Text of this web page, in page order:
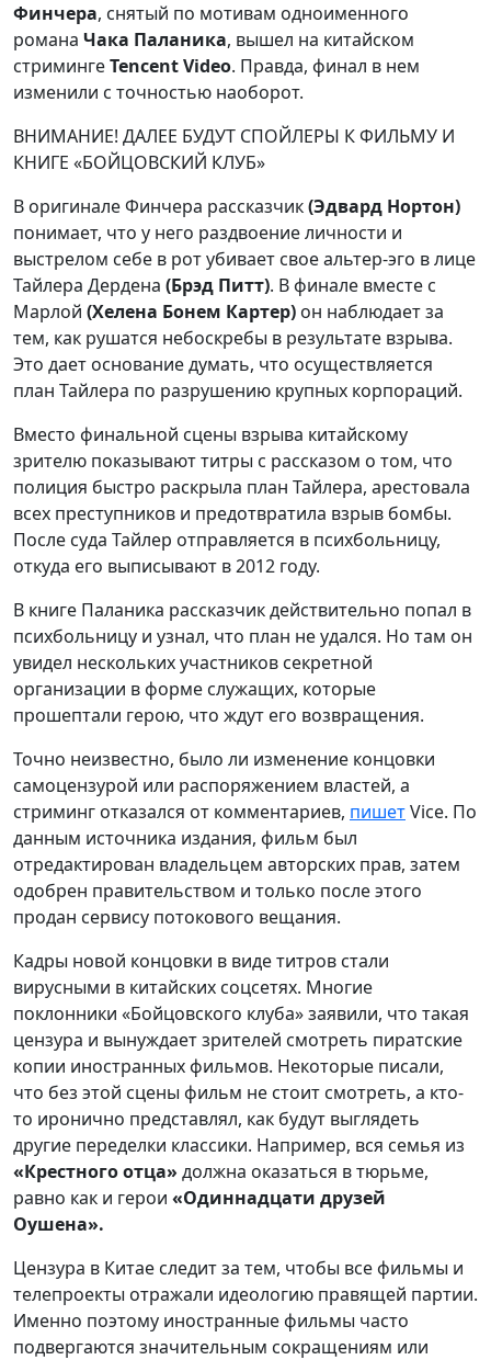
Финчера, снятый по мотивам одноименного
романа Чака Паланика, вышел на китайском
стримингеTencent Video. Правда, финал в нем
изменили с точностью наоборот.
ВНИМАНИЕ! ДАЛЕЕ БУДУТ СПОЙЛЕРЫ К ФИЛЬМУ И
КНИГЕ «БОЙЦОВСКИЙ КЛУБ»
В оригинале Финчера рассказчик(Эдвард Нортон)
понимает, что у него раздвоение личности и
выстрелом себе в рот убивает свое альтер-эго в лице
Тайлера Дердена (Брэд Питт). В финале вместе с
Марлой (Хелена Бонем Картер) он наблюдает за
тем, как рушатся небоскребы в результате взрыва.
Это дает основание думать, что осуществляется
план Тайлера по разрушению крупных корпораций.
Вместо финальной сцены взрыва китайскому
зрителю показывают титры с рассказом о том, что
полиция быстро раскрыла план Тайлера, арестовала
всех преступников и предотвратила взрыв бомбы.
После суда Тайлер отправляется в психбольницу,
откуда его выписывают в 2012 году.
В книге Паланика рассказчик действительно попал в
психбольницу и узнал, что план не удался. Но там он
увидел нескольких участников секретной
организации в форме служащих, которые
прошептали герою, что ждут его возвращения.
Точно неизвестно, было ли изменение концовки
самоцензурой или распоряжением властей, а
стриминг отказался от комментариев, пишетVice. По
данным источника издания, фильм был
отредактирован владельцем авторских прав, затем
одобрен правительством и только после этого
продан сервису потокового вещания.
Кадры новой концовки в виде титров стали
вирусными в китайских соцсетях. Многие
поклонники «Бойцовского клуба» заявили, что такая
цензура и вынуждает зрителей смотреть пиратские
копии иностранных фильмов. Некоторые писали,
что без этой сцены фильм не стоит смотреть, а кто-
то иронично представлял, как будут выглядеть
другие переделки классики. Например, вся семья из
«Крестного отца» должна оказаться в тюрьме,
равно как и герои «Одиннадцати друзей
Оушена».
Цензура в Китае следит за тем, чтобы все фильмы и
телепроекты отражали идеологию правящей партии.
Именно поэтому иностранные фильмы часто
подвергаются значительным сокращениям или